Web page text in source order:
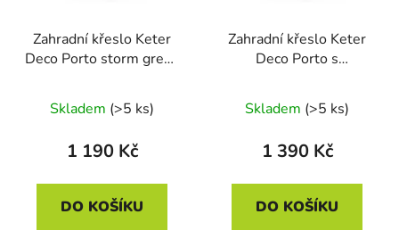
Zahradní křeslo Keter
Deco Porto storm grey /
Skladem (>5 ks)
1 190 Kč
DO KOŠÍKU
Zahradní křeslo Keter
Deco Porto s
grafit
Skladem (>5 ks)
1 390 Kč
DO KOŠÍKU